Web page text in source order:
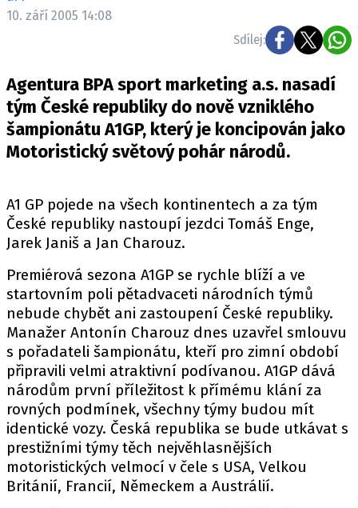
TRH S ELEKTROMOBILY
RALLY
ROZHOVORY
DAKAR
ZE SVĚTA
MOTORSPORT
PIT LANE
ČEŠI V AKCI
FIA CEZ & POHÁRY
MEZINÁRODNÍ SCÉNA
SLEDUJTE NÁS NA
10. září 2005 14:08
Sdílej:
Agentura BPA sport marketing a.s. nasadí
tým České republiky do nově vzniklého
šampionátu A1GP, který je koncipován jako
Motoristický světový pohár národů.
A1 GP pojede na všech kontinentech a za tým
České republiky nastoupí jezdci Tomáš Enge,
Jarek Janiš a Jan Charouz.
Premiérová sezona A1GP se rychle blíží a ve
startovním poli pětadvaceti národních týmů
nebude chybět ani zastoupení České republiky.
Manažer Antonín Charouz dnes uzavřel smlouvu
s pořadateli šampionátu, kteří pro zimní období
připravili velmi atraktivní podívanou. A1GP dává
národům první příležitost k přímému klání za
rovných podmínek, všechny týmy budou mít
identické vozy. Česká republika se bude utkávat s
prestižními týmy těch nejvěhlasnějších
motoristických velmocí v čele s USA, Velkou
Británií, Francií, Německem a Austrálií.